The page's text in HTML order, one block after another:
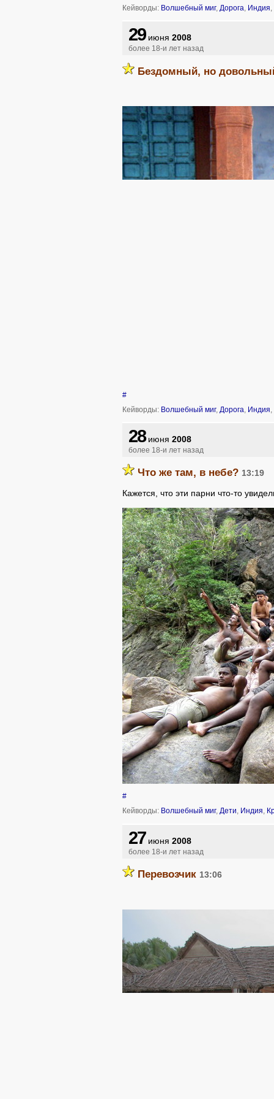
Кейворды: Волшебный миг, Дорога Индия
29июня 2008
более 18-и лет назад
Бездомный, но
#
Кейворды: Волшебный миг, Дорога Индия
28июня 2008
более 18-и лет назад
Что же там, в небе? 13:19
Кажется, что эти парни что-то
#
Кейворды: Волшебный миг, Дети Индия
27 июня 2008
более 18-и лет назад
Перевозчик 13:06